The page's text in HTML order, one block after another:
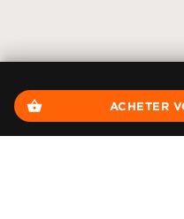
shopping_basket ACHETER
Données personnelles
Paramétrer vos cookies
Mentions légales
Conditions générales